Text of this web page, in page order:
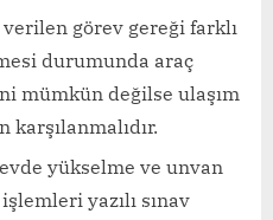
görev gereği farklı
durumunda araç
mümkün değilse ulaşım
yükselme ve unvan
yazılı sınav